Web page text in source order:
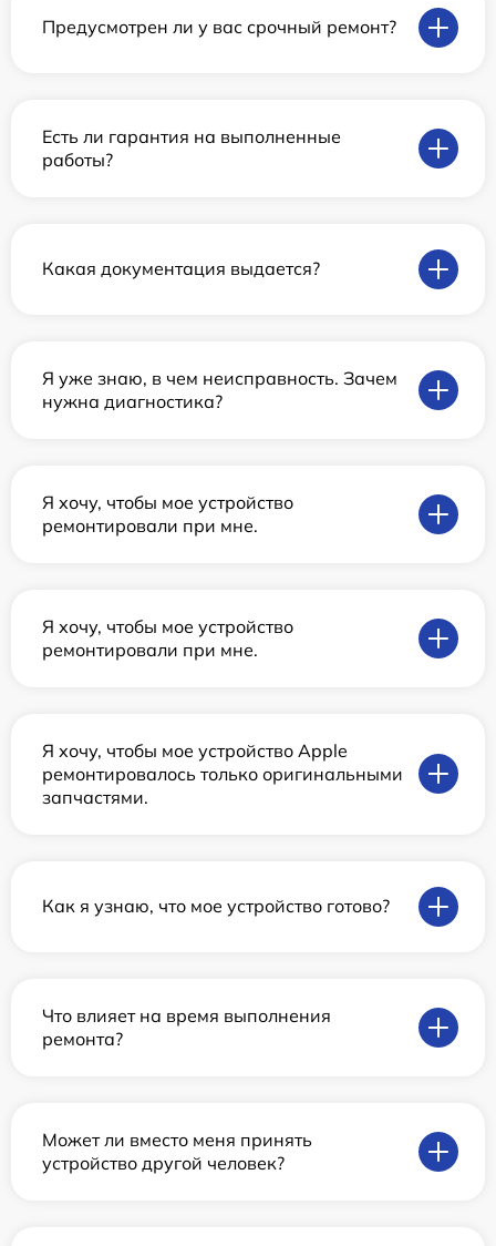
Предусмотрен ли у вас срочный ремонт?
Есть ли гарантия на выполненные
работы?
Какая документация выдается?
Я уже знаю, в чем неисправность. Зачем
нужна диагностика?
Я хочу, чтобы мое устройство
ремонтировали при мне.
Я хочу, чтобы мое устройство
ремонтировали при мне.
Я хочу, чтобы мое устройство Apple
ремонтировалось только оригинальными
запчастями.
Как я узнаю, что мое устройство готово?
Что влияет на время выполнения
ремонта?
Может ли вместо меня принять
устройство другой человек?